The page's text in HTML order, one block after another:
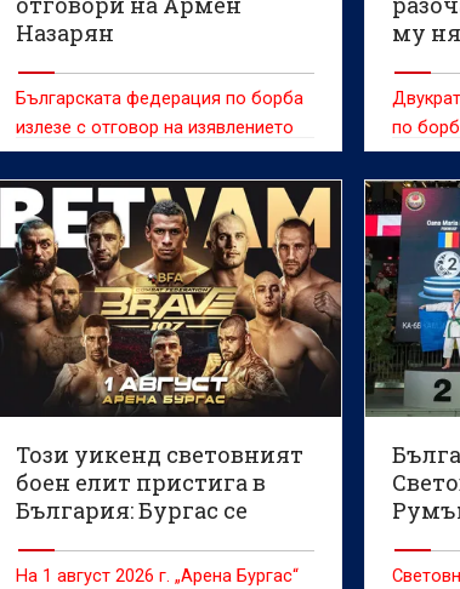
Назарян
Българската федерация по борба
излезе с отговор на изявлението
на двукратния олимпийски
шампион Армен Назарян от по-
рано днес по отношение на
лиценза на синовете му Едмонд и
Гриша за участие в международни
турнири.
му
по
да
Едмонд
Този уикенд световният
боен елит пристига в
България: Бургас се
BRAVE CF 107!
На 1 август 2026 г. „Арена Бургас“